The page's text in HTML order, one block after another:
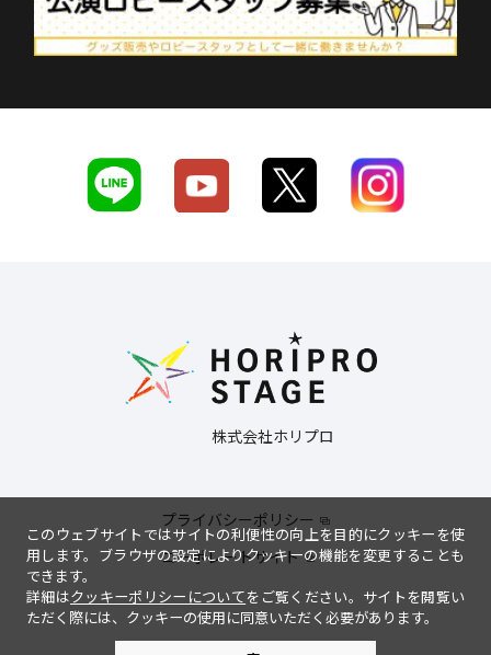
株式会社ホリプロ
プライバシーポリシー
コーポレートサイト
このウェブサイトではサイトの利便性の向上を目的にクッキーを使
用します。ブラウザの設定によりクッキーの機能を変更することも
できます。
詳細はクッキーポリシーについてをご覧ください。サイトを閲覧い
ただく際には、クッキーの使用に同意いただく必要があります。